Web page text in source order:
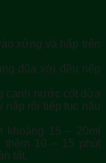
xửng và hấp trên
đũa xới đều nếp
canh nước cốt dừa
nắp rồi tiếp tục nấu
15 – 20ml
10 – 15 phút
tất.